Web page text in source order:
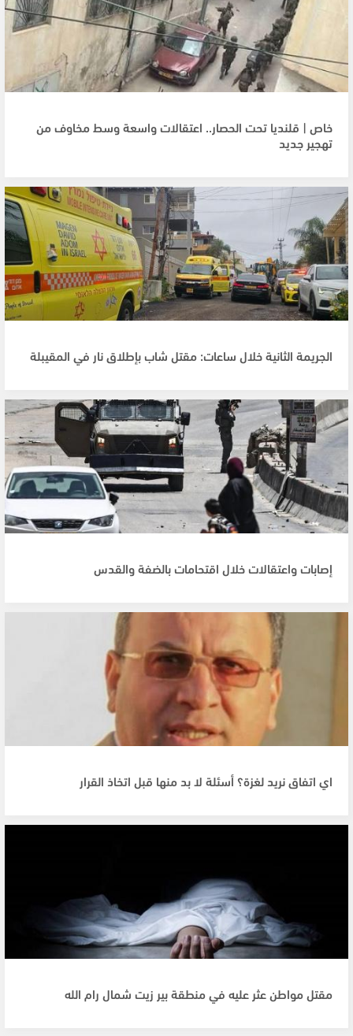
خاص | قلنديا تحت الحصار.. اعتقالات واسعة وسط مخاوف من
تهجير جديد
الجريمة الثانية خلال ساعات: مقتل شاب بإطلاق نار في المقيبلة
إصابات واعتقالات خلال اقتحامات بالضفة والقدس
اي اتفاق نريد لغزة؟ أسئلة لا بد منها قبل اتخاذ القرار
مقتل مواطن عثر عليه في منطقة بير زيت شمال رام الله